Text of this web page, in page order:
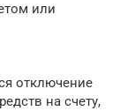
или
отключение
на счету,